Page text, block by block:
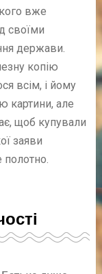
вже
своїми
держави.
копію
всім, і йому
картини, але
щоб купували
заяви
полотно.